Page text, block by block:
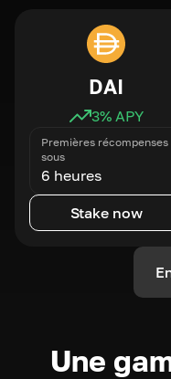
DAI
3% APY
Premières récompenses
sous
6 heures
Stake now
Une